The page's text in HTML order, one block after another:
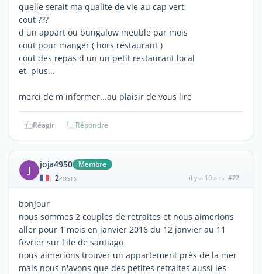
quelle serait ma qualite de vie au cap vert
cout ???
d un appart ou bungalow meuble par mois
cout pour manger ( hors restaurant )
cout des repas d un un petit restaurant local
et plus...
merci de m informer...au plaisir de vous lire
Réagir Répondre
J joja4950 Membre
| 2POSTS il y a 10 ans #22
bonjour
nous sommes 2 couples de retraites et nous aimerions
aller pour 1 mois en janvier 2016 du 12 janvier au 11
fevrier sur l'ile de santiago
nous aimerions trouver un appartement près de la mer
mais nous n'avons que des petites retraites aussi les